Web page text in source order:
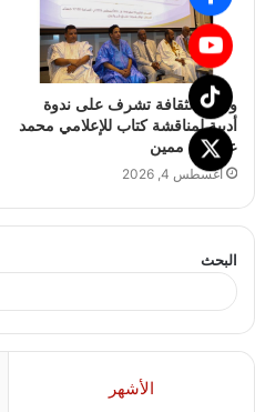
وزارة الثقافة تشرف على ندوة
أدبية لمناقشة كتاب للإعلامي محمد
عبد الله ممين
أغسطس 4, 2026
البحث
الأشهر